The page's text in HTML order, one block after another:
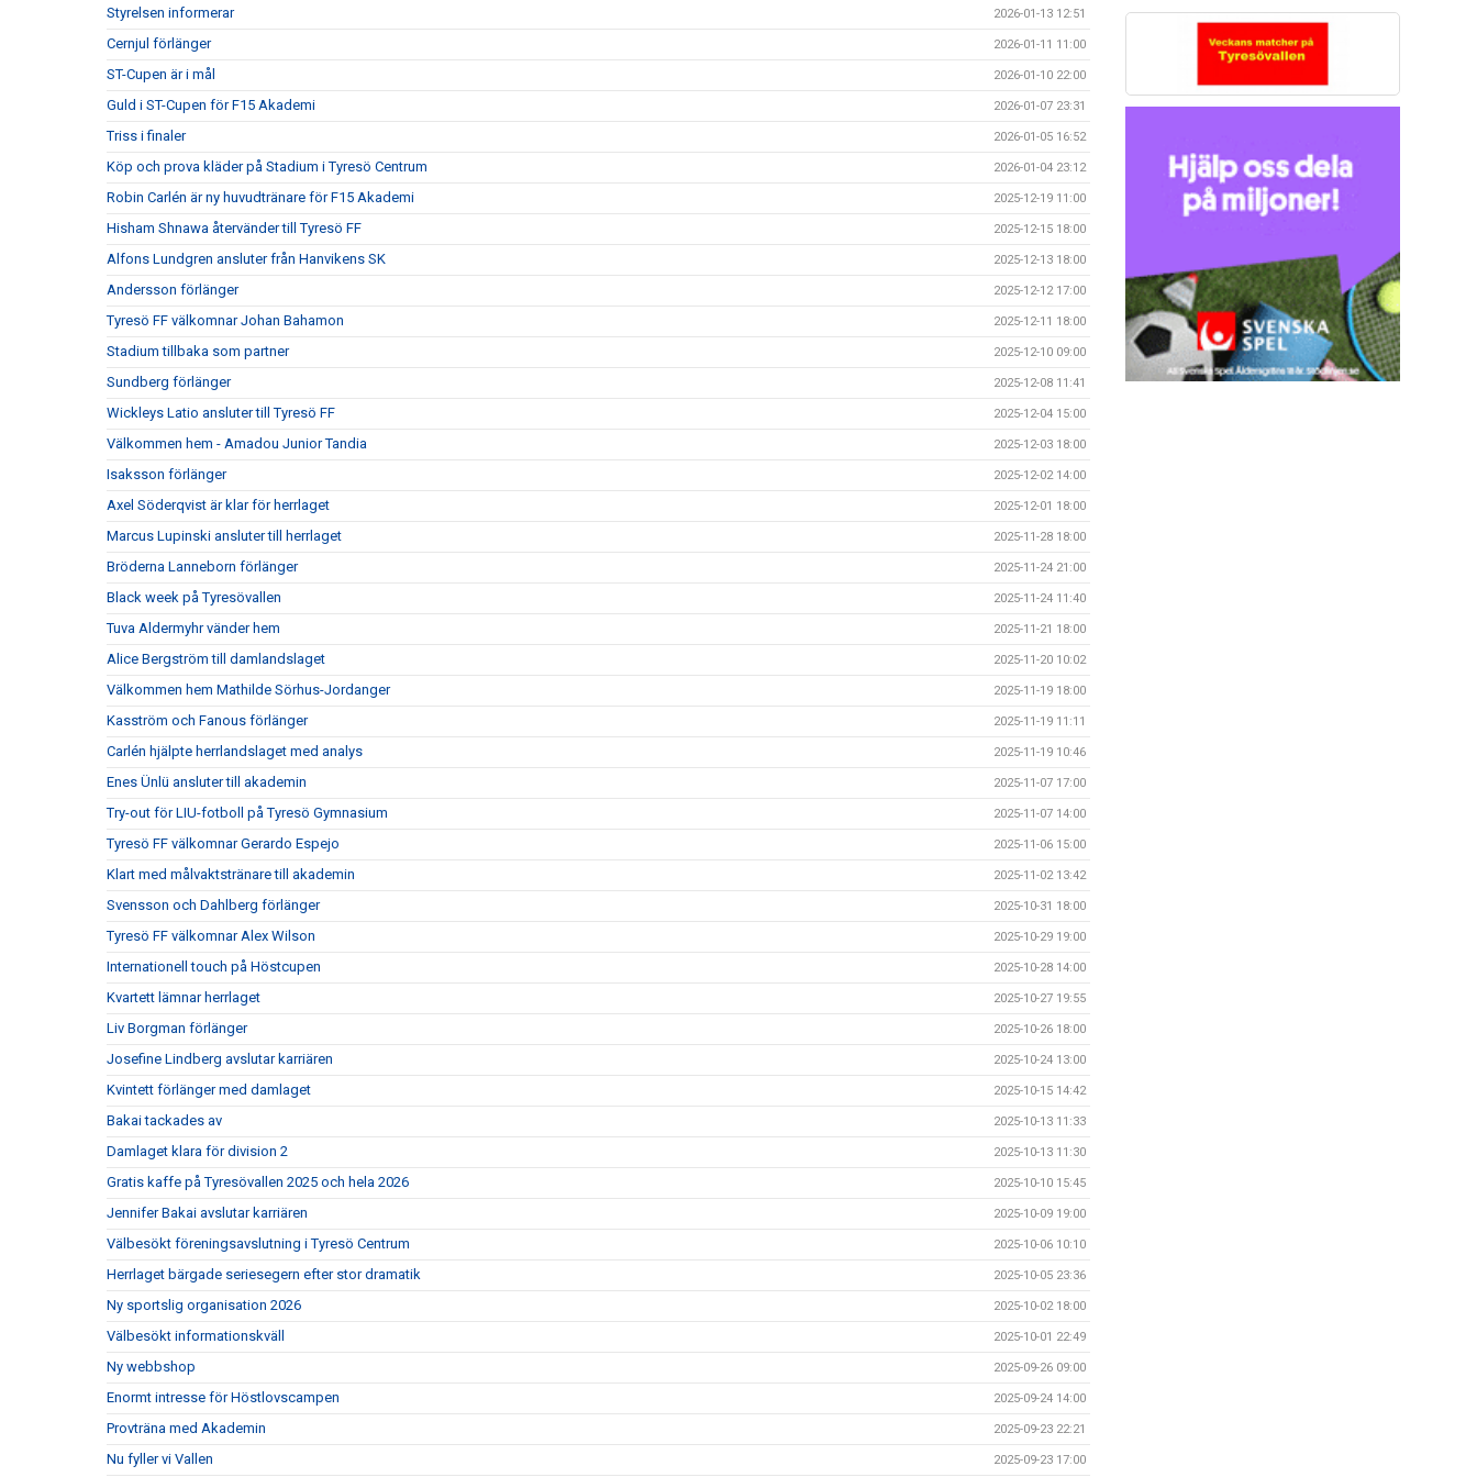
Styrelsen informerar 2026-01-13 12:51
Cernjul förlänger 2026-01-11 11:00
ST-Cupen är i mål 2026-01-10 22:00
Guld i ST-Cupen för F15 Akademi 2026-01-07 23:31
Triss i finaler 2026-01-05 16:52
Köp och prova kläder på Stadium i Tyresö Centrum 2026-01-04 23:12
Robin Carlén är ny huvudtränare för F15 Akademi 2025-12-19 11:00
Hisham Shnawa återvänder till Tyresö FF 2025-12-15 18:00
Alfons Lundgren ansluter från Hanvikens SK 2025-12-13 18:00
Andersson förlänger 2025-12-12 17:00
Tyresö FF välkomnar Johan Bahamon 2025-12-11 18:00
Stadium tillbaka som partner 2025-12-10 09:00
Sundberg förlänger 2025-12-08 11:41
Wickleys Latio ansluter till Tyresö FF 2025-12-04 15:00
Välkommen hem - Amadou Junior Tandia 2025-12-03 18:00
Isaksson förlänger 2025-12-02 14:00
Axel Söderqvist är klar för herrlaget 2025-12-01 18:00
Marcus Lupinski ansluter till herrlaget 2025-11-28 18:00
Bröderna Lanneborn förlänger 2025-11-24 21:00
Black week på Tyresövallen 2025-11-24 11:40
Tuva Aldermyhr vänder hem 2025-11-21 18:00
Alice Bergström till damlandslaget 2025-11-20 10:02
Välkommen hem Mathilde Sörhus-Jordanger 2025-11-19 18:00
Kasström och Fanous förlänger 2025-11-19 11:11
Carlén hjälpte herrlandslaget med analys 2025-11-19 10:46
Enes Ünlü ansluter till akademin 2025-11-07 17:00
Try-out för LIU-fotboll på Tyresö Gymnasium 2025-11-07 14:00
Tyresö FF välkomnar Gerardo Espejo 2025-11-06 15:00
Klart med målvaktstränare till akademin 2025-11-02 13:42
Svensson och Dahlberg förlänger 2025-10-31 18:00
Tyresö FF välkomnar Alex Wilson 2025-10-29 19:00
Internationell touch på Höstcupen 2025-10-28 14:00
Kvartett lämnar herrlaget 2025-10-27 19:55
Liv Borgman förlänger 2025-10-26 18:00
Josefine Lindberg avslutar karriären 2025-10-24 13:00
Kvintett förlänger med damlaget 2025-10-15 14:42
Bakai tackades av 2025-10-13 11:33
Damlaget klara för division 2 2025-10-13 11:30
Gratis kaffe på Tyresövallen 2025 och hela 2026 2025-10-10 15:45
Jennifer Bakai avslutar karriären 2025-10-09 19:00
Välbesökt föreningsavslutning i Tyresö Centrum 2025-10-06 10:10
Herrlaget bärgade seriesegern efter stor dramatik 2025-10-05 23:36
Ny sportslig organisation 2026 2025-10-02 18:00
Välbesökt informationskväll 2025-10-01 22:49
Ny webbshop 2025-09-26 09:00
Enormt intresse för Höstlovscampen 2025-09-24 14:00
Provträna med Akademin 2025-09-23 22:21
Nu fyller vi Vallen 2025-09-23 17:00